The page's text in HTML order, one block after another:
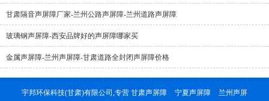
甘肃隔音声屏障厂家-兰州公路声屏障-兰州道路声屏障
玻璃钢声屏障-西安品牌好的声屏障哪家买
金属声屏障-兰州声屏障-甘肃道路全封闭声屏障价格
宇邦环保科技(甘肃)有限公司,专营 甘肃声屏障 宁夏声屏障
兰州声屏